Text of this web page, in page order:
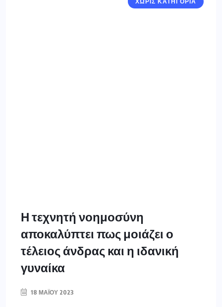
Η τεχνητή νοημοσύνη
αποκαλύπτει πως μοιάζει ο
τέλειος άνδρας και η ιδανική
γυναίκα
18 ΜΑΪ́ΟΥ 2023